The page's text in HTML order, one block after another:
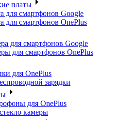
платы
для смартфонов Google
для смартфонов OnePlus
для смартфонов Google
для смартфонов OnePlus
для OnePlus
зарядки
для OnePlus
камеры